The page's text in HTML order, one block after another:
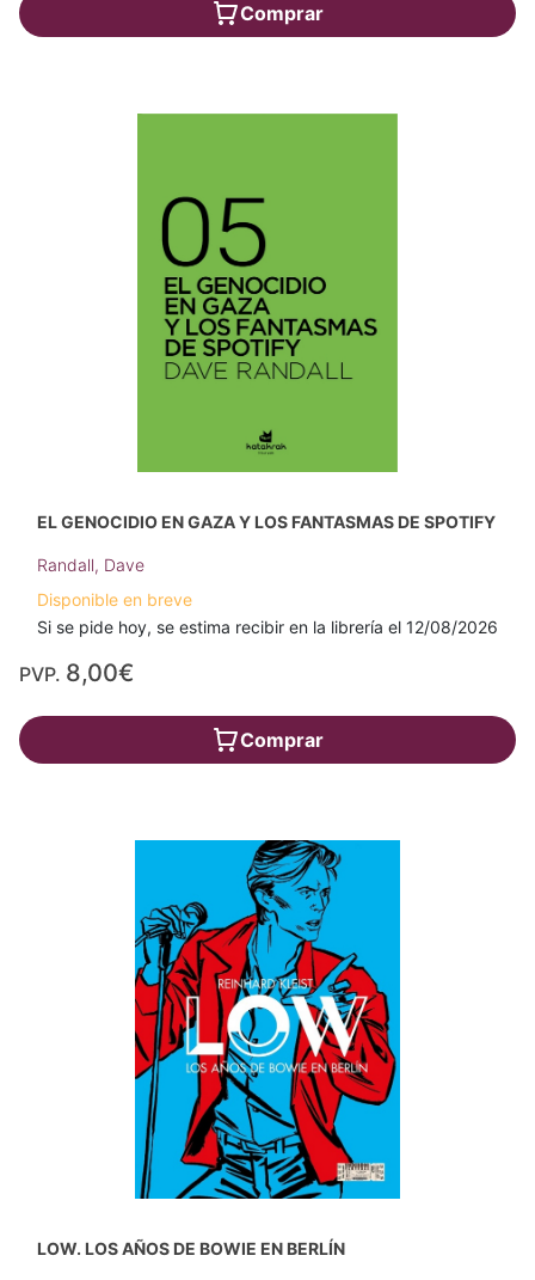
Comprar
EL GENOCIDIO EN GAZA Y LOS FANTASMAS DE SPOTIFY
Randall, Dave
Disponible en breve
Si se pide hoy, se estima recibir en la librería el 12/08/2026
PVP. 8,00€
Comprar
LOW. LOS AÑOS DE BOWIE EN BERLÍN